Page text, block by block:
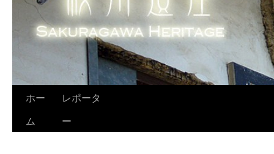
ホー
ム
レポータ
ー